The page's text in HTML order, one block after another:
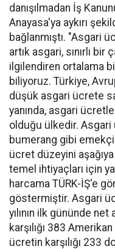
danışılmadan İş
Anayasa'ya aykırı
bağlanmıştı. "Asgari
artık asgari, sınırlı bir
ilgilendiren ortalama
biliyoruz. Türkiye,
düşük asgari ücrete
yanında, asgari
olduğu ülkedir.
bumerang gibi
ücret düzeyini
temel ihtiyaçları için
harcama TÜRK-İŞ'e
göstermiştir. Asgari
yılının ilk gününde
karşılığı 383
ücretin karşılığı 233